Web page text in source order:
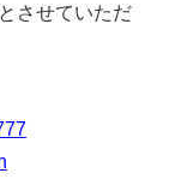
させていただ